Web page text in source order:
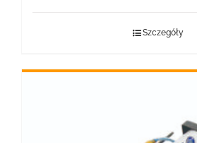
Szczegóły